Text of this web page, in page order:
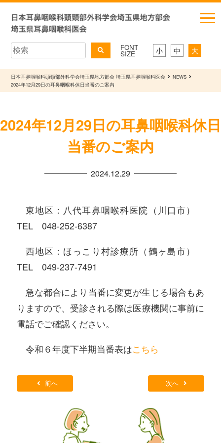
FONT
SIZE 小 中 大
日本耳鼻咽喉科頭頸部外科学会埼玉県地方部会 埼玉県耳鼻咽喉科医会
NEWS
2024年12月29日の耳鼻咽喉科休日当番のご案内
2024年12月29日の耳鼻咽喉科休日
当番のご案内
2024.12.29
東地区：八代耳鼻咽喉科医院（川口市）
TEL
048-252-6387
西地区：ほっこり村診療所（鶴ヶ島市）
TEL049-237-7491
急な都合により当番に変更が生じる場合もあ
りますので、受診される際は医療機関に事前に
電話でご確認ください。
令和６年度下半期当番表はこちら
前へ 次へ